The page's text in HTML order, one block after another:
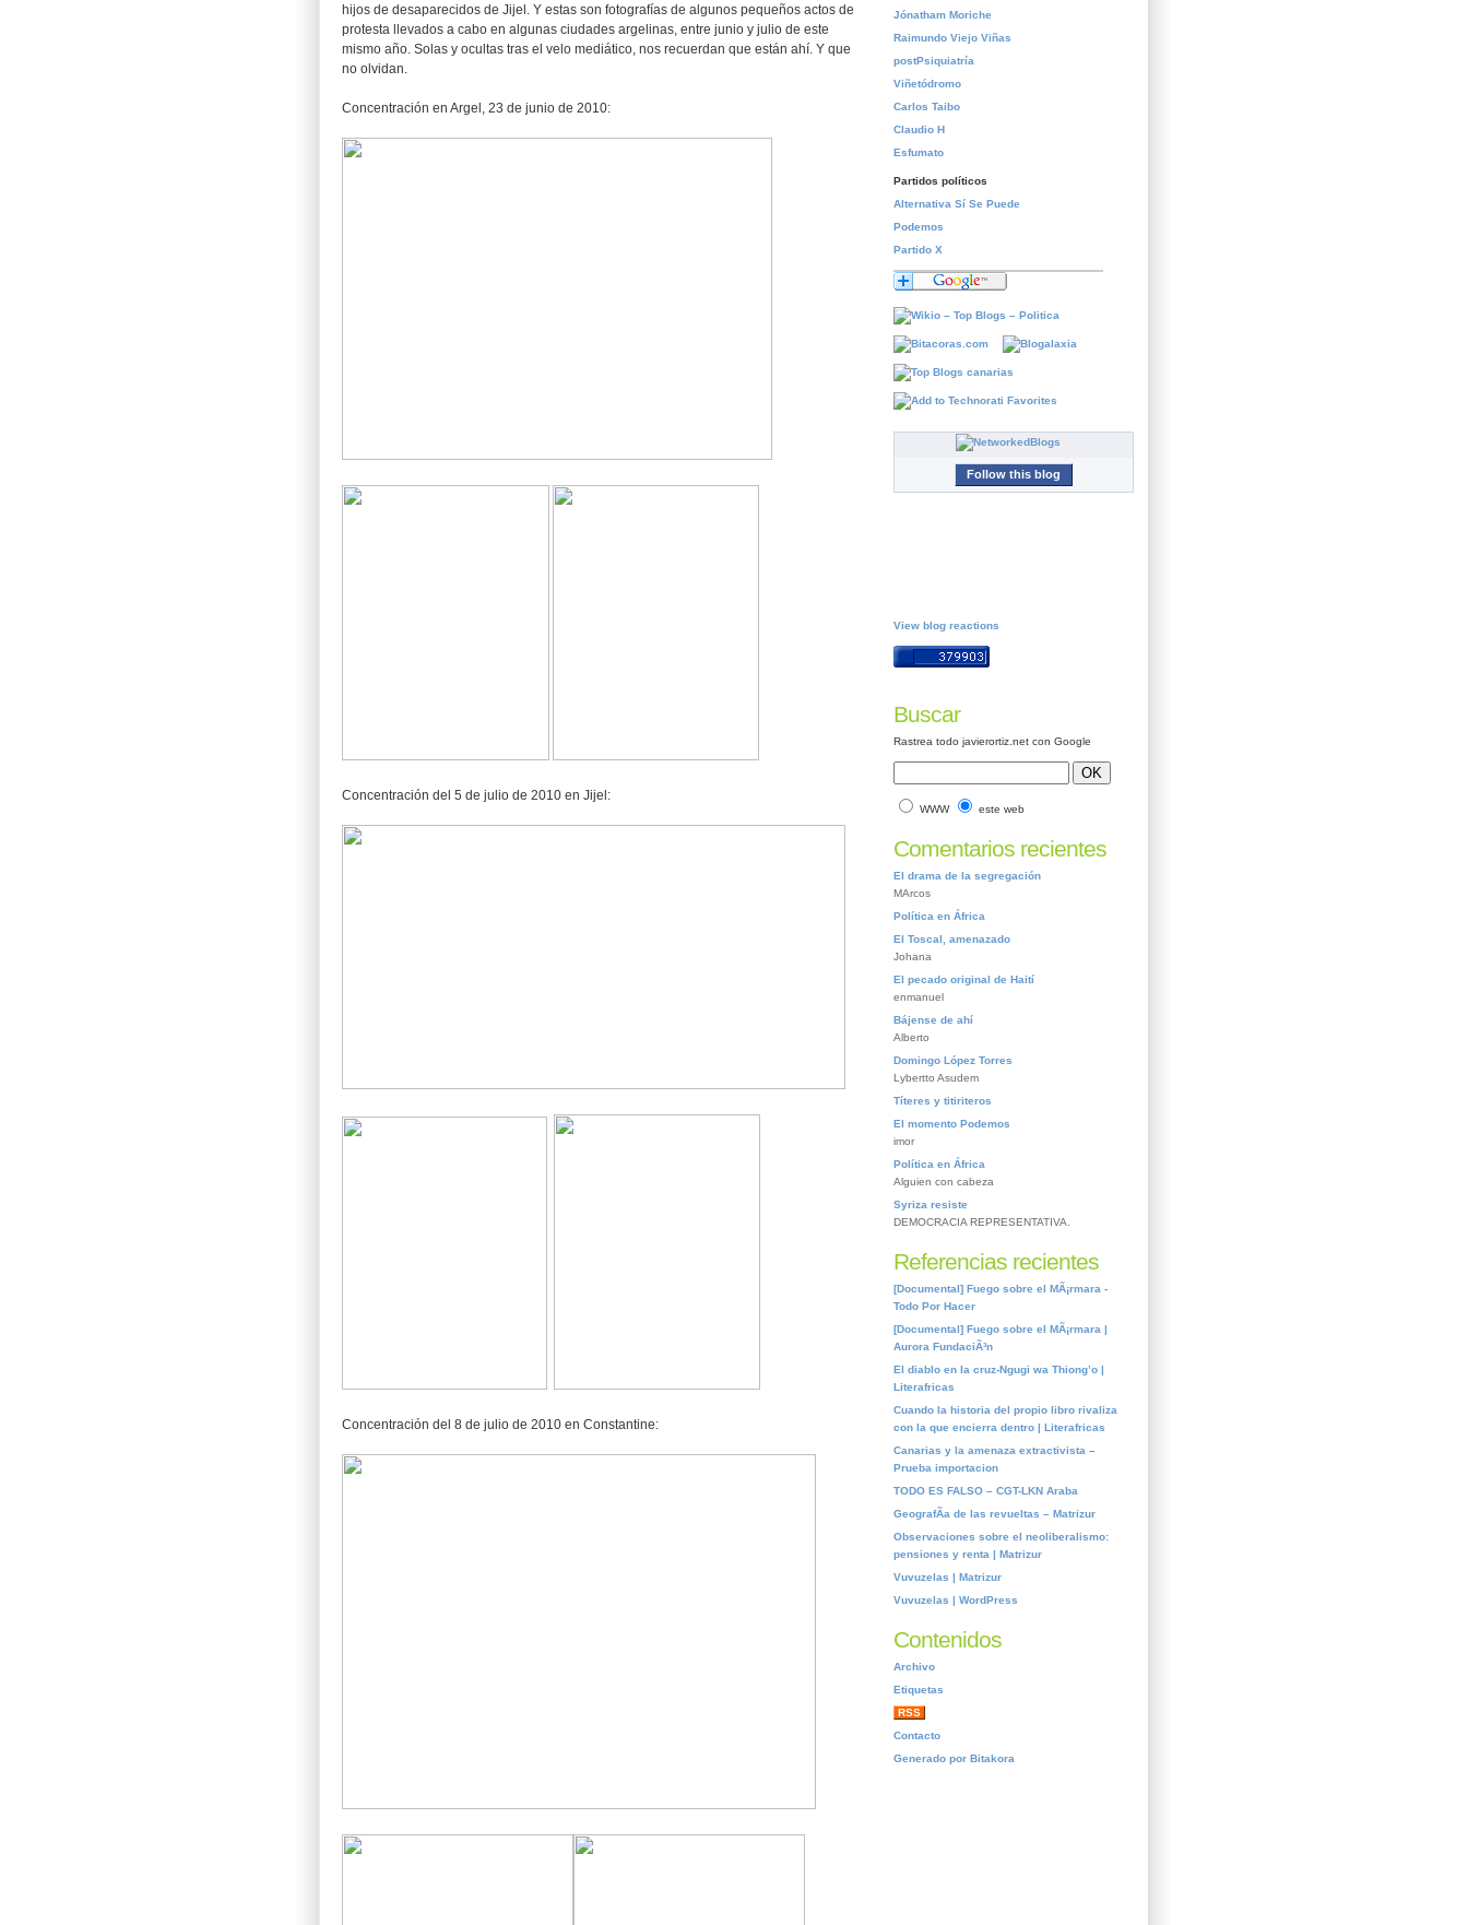
hijos de desaparecidos de Jijel. Y estas son fotografías de algunos pequeños actos de
protesta llevados a cabo en algunas ciudades argelinas, entre junio y julio de este
mismo año. Solas y ocultas tras el velo mediático, nos recuerdan que están ahí. Y que
no olvidan.
Concentración en Argel, 23 de junio de 2010:
Concentración del 5 de julio de 2010 en Jijel:
Concentración del 8 de julio de 2010 en Constantine:
Jónatham Moriche
Raimundo Viejo Viñas
postPsiquiatría
Viñetódromo
Carlos Taibo
Claudio H
Esfumato
Partidos políticos
Alternativa Sí Se Puede
Podemos
Partido X
Follow this blog
View blog reactions
Buscar
Rastrea todo javierortiz.net con Google
WWW este web
Comentarios recientes
El drama de la segregación
MArcos
Política en África
El Toscal, amenazado
Johana
El pecado original de Haití
enmanuel
Bájense de ahí
Alberto
Domingo López Torres
Lybertto Asudem
Títeres y titiriteros
El momento Podemos
imor
Política en África
Alguien con cabeza
Syriza resiste
DEMOCRACIA REPRESENTATIVA.
Referencias recientes
[Documental] Fuego sobre el MÃ¡rmara -
Todo Por Hacer
[Documental] Fuego sobre el MÃ¡rmara |
Aurora FundaciÃ³n
El diablo en la cruz-Ngugi wa Thiong’o |
Literafricas
Cuando la historia del propio libro rivaliza
con la que encierra dentro | Literafricas
Canarias y la amenaza extractivista –
Prueba importacion
TODO ES FALSO – CGT-LKN Araba
GeografÃ­a de las revueltas – Matrizur
Observaciones sobre el neoliberalismo:
pensiones y renta | Matrizur
Vuvuzelas | Matrizur
Vuvuzelas | WordPress
Contenidos
Archivo
Etiquetas
RSS
Contacto
Generado por Bitakora